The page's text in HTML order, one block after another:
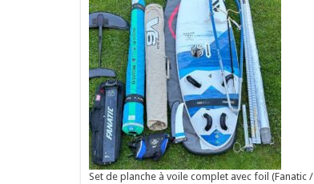
Set de planche à voile complet avec foil (Fanatic /